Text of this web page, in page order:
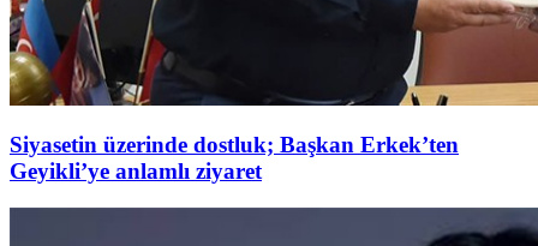
Siyasetin üzerinde dostluk; Başkan Erkek’ten
Geyikli’ye anlamlı ziyaret